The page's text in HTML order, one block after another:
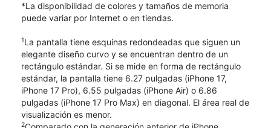
*La disponibilidad de colores y tamaños de memoria
puede variar por Internet o en tiendas.
1La pantalla tiene esquinas redondeadas que siguen un
elegante diseño curvo y se encuentran dentro de un
rectángulo estándar. Si se mide en forma de rectángulo
estándar, la pantalla tiene 6.27 pulgadas (iPhone 17,
iPhone 17 Pro), 6.55 pulgadas (iPhone Air) o 6.86
pulgadas (iPhone 17 Pro Max) en diagonal. El área real de
visualización es menor.
2